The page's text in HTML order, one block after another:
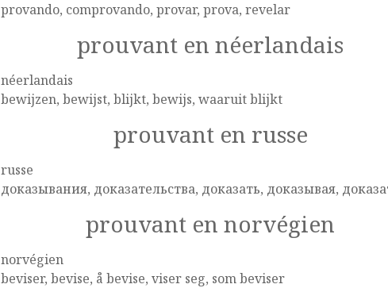
provando, comprovando, provar, prova, revelar
prouvant en néerlandais
néerlandais
bewijzen, bewijst, blijkt, bewijs, waaruit blijkt
prouvant en russe
russe
доказывания, доказательства, доказать, доказывая,
prouvant en norvégien
norvégien
beviser, bevise, å bevise, viser seg, som beviser